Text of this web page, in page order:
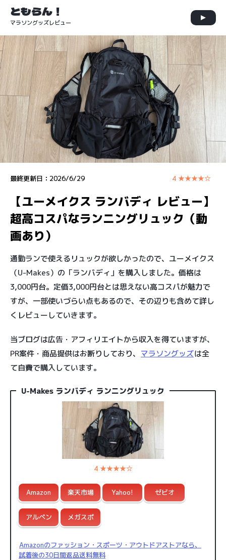
ともらん！
マラソングッズレビュー
最終更新日： 2026/6/29 4 ★★★★☆
【ユーメイクス ランバディ レビュー】
超高コスパなランニングリュック（動
画あり）
通勤ランで使えるリュックが欲しかったので、ユーメイクス
（U-Makes）の「ランバディ」を購入しました。価格は
3,000円台。定価3,000円台とは思えない高コスパが魅力で
すが、一部使いづらい点もあるので、その辺りも含めて詳し
くレビューしていきます。
当ブログは広告・アフィリエイトから収入を得ていますが、
PR案件・商品提供はお断りしており、 マラソングッズは全
て自費で購入しています。
U-Makes ランバディ ランニングリュック
4 ★★★★☆
Amazon 楽天市場 Yahoo! ゼビオ
アルペン メガスポ
Amazonのファッション・スポーツ・アウトドアストアなら、
試着後の30日間返品送料無料